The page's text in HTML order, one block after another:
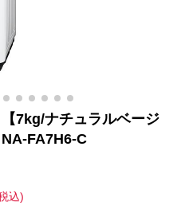
7kg/ナチュラルベージ
FA7H6-C
込)